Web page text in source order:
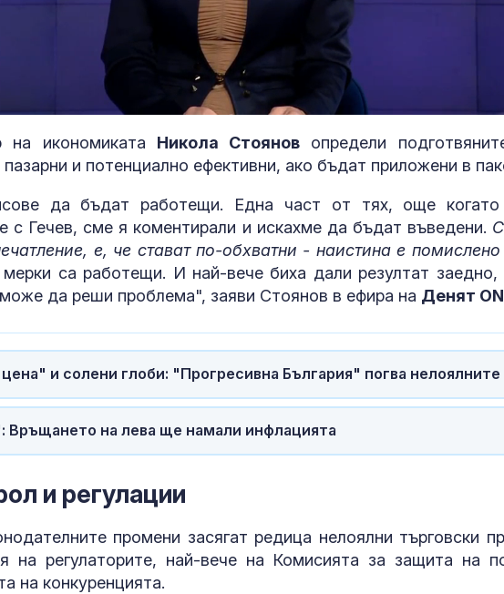
на икономиката Никола Стоянов определи
и потенциално ефективни, ако бъдат приложени в
да бъдат работещи. Една част от тях, още
с Гечев, сме я коментирали и искахме да бъдат въведени.
е, че стават по-обхватни - наистина е
са работещи. И най-вече биха дали резултат заедно,
да реши проблема", заяви Стоянов в ефира на Денят
и солени глоби: "Прогресивна България" погва нелоялните
Връщането на лева ще намали инфлацията
и регулации
промени засягат редица нелоялни търговски
на регулаторите, най-вече на Комисията за защита на
на конкуренцията.